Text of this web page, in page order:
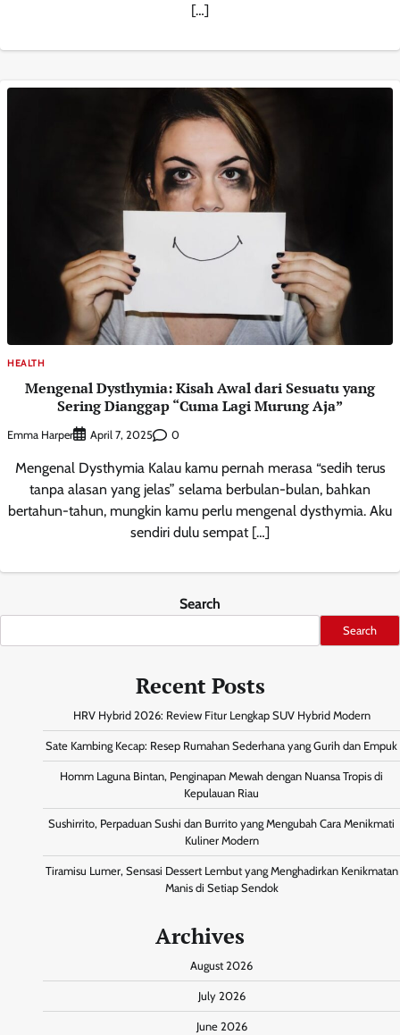
[…]
HEALTH
Mengenal Dysthymia: Kisah Awal dari Sesuatu yang
Sering Dianggap “Cuma Lagi Murung Aja”
Emma Harper April 7, 2025 0
Mengenal Dysthymia Kalau kamu pernah merasa “sedih terus
tanpa alasan yang jelas” selama berbulan-bulan, bahkan
bertahun-tahun, mungkin kamu perlu mengenal dysthymia. Aku
sendiri dulu sempat […]
Search
Search
Recent Posts
HRV Hybrid 2026: Review Fitur Lengkap SUV Hybrid Modern
Sate Kambing Kecap: Resep Rumahan Sederhana yang Gurih dan Empuk
Homm Laguna Bintan, Penginapan Mewah dengan Nuansa Tropis di
Kepulauan Riau
Sushirrito, Perpaduan Sushi dan Burrito yang Mengubah Cara Menikmati
Kuliner Modern
Tiramisu Lumer, Sensasi Dessert Lembut yang Menghadirkan Kenikmatan
Manis di Setiap Sendok
Archives
August 2026
July 2026
June 2026